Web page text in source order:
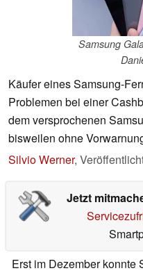
Samsung
Käufer eines Samsung-
Problemen bei einer
dem versprochenen
bisweilen ohne
Silvio Werner,
Jetzt
Erst im Dezember konnte